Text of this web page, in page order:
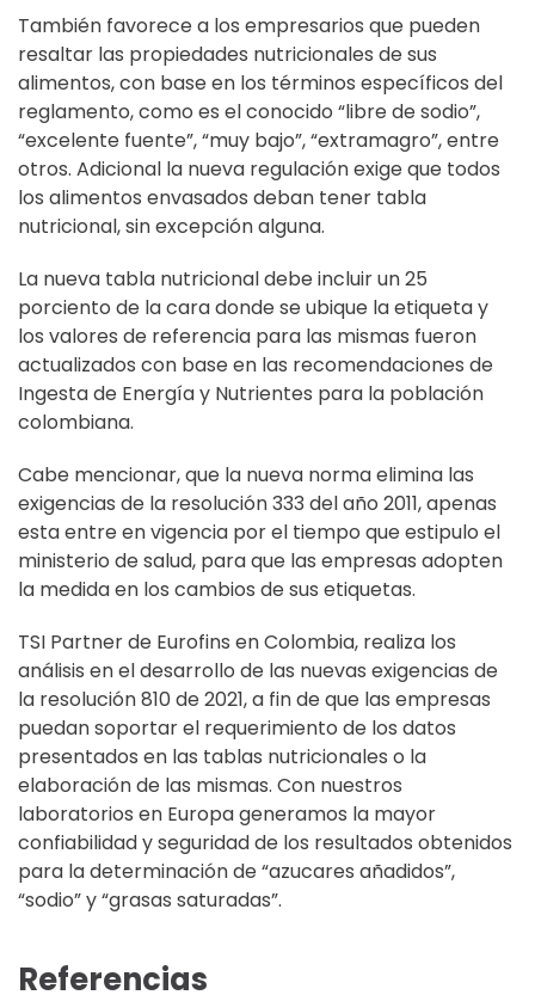
También favorece a los empresarios que pueden
resaltar las propiedades nutricionales de sus
alimentos, con base en los términos específicos del
reglamento, como es el conocido “libre de sodio”,
“excelente fuente”, “muy bajo”, “extramagro”, entre
otros. Adicional la nueva regulación exige que todos
los alimentos envasados deban tener tabla
nutricional, sin excepción alguna.
La nueva tabla nutricional debe incluir un 25
porciento de la cara donde se ubique la etiqueta y
los valores de referencia para las mismas fueron
actualizados con base en las recomendaciones de
Ingesta de Energía y Nutrientes para la población
colombiana.
Cabe mencionar, que la nueva norma elimina las
exigencias de la resolución 333 del año 2011, apenas
esta entre en vigencia por el tiempo que estipulo el
ministerio de salud, para que las empresas adopten
la medida en los cambios de sus etiquetas.
TSI Partner de Eurofins en Colombia, realiza los
análisis en el desarrollo de las nuevas exigencias de
la resolución 810 de 2021, a fin de que las empresas
puedan soportar el requerimiento de los datos
presentados en las tablas nutricionales o la
elaboración de las mismas. Con nuestros
laboratorios en Europa generamos la mayor
confiabilidad y seguridad de los resultados obtenidos
para la determinación de “azucares añadidos”,
“sodio” y “grasas saturadas”.
Referencias